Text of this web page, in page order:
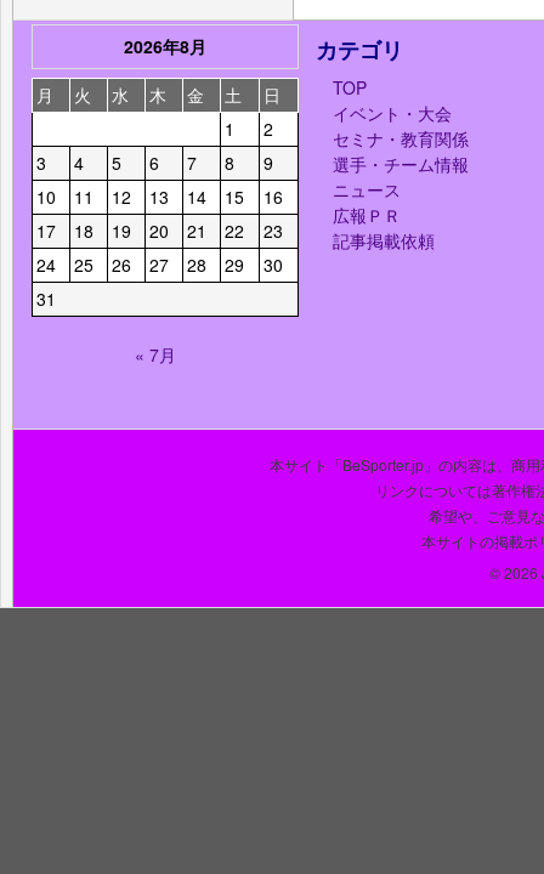
2026年8月
月
火 水 木 金 土
日
1
2
3
4 5 6 7 8
9
10
11 12 13 14 15
16
17
18 19 20 21 22
23
24
25 26 27 28 29
30
31
« 7月
カテゴリ
TOP
イベント・大会
セミナ・教育関係
選手・チーム情報
ニュース
広報ＰＲ
記事掲載依頼
本サイト「BeSporter.jp」の内容は、商
リンクについては著作権
希望や、ご意見
本サイトの掲載ポ
© 2026